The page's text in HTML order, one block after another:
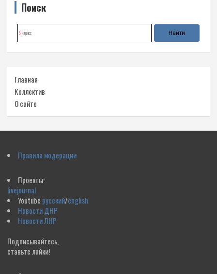
Поиск
Главная
Коллектив
О сайте
Правила модерации
Проекты:
livejournal
Youtube русский/english
Новости ДНР
Новости ЛНР
Подписывайтесь,
ставьте лайки!